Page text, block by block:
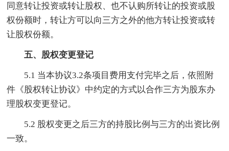
同意转让投资或转让股权、也不认购所转让的投资或股
权份额时，转让方可以向三方之外的他方转让投资或转
让股权份额。
五、股权变更登记
5.1 当本协议3.2条项目费用支付完毕之后，依照附
件《股权转让协议》中约定的方式以合作三方为股东办
理股权变更登记。
5.2 股权变更之后三方的持股比例与三方的出资比例
一致。